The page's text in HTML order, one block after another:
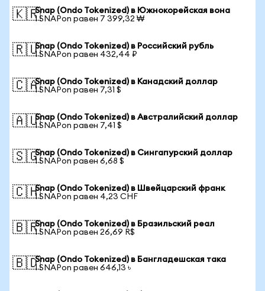
🇰🇷Snap (Ondo Tokenized) в Южнокорейская вона
1 SNAPon равен 7 399,32 ₩
🇷🇺Snap (Ondo Tokenized) в Российский рубль
1 SNAPon равен 432,44 ₽
🇨🇦Snap (Ondo Tokenized) в Канадский доллар
1 SNAPon равен 7,31 $
🇦🇺Snap (Ondo Tokenized) в Австралийский доллар
1 SNAPon равен 7,41 $
🇸🇬Snap (Ondo Tokenized) в Сингапурский доллар
1 SNAPon равен 6,68 $
🇨🇭Snap (Ondo Tokenized) в Швейцарский франк
1 SNAPon равен 4,23 CHF
🇧🇷Snap (Ondo Tokenized) в Бразильский реал
1 SNAPon равен 26,69 R$
🇧🇩Snap (Ondo Tokenized) в Бангладешская така
1 SNAPon равен 646,13 ৳